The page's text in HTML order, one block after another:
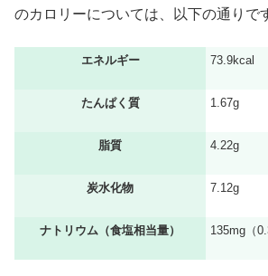
のカロリーについては、以下の通りで
エネルギー 73.9kcal
たんぱく質 1.67g
脂質 4.22g
炭水化物 7.12g
ナトリウム（食塩相当量） 135mg（